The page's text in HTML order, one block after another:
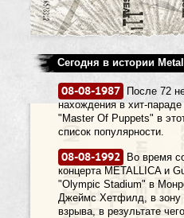
Сегодня в истории
08-08-1987
После 72
нахождения в хит-
"Master Of Puppets" в
список популярности.
08-08-1992
Во время
концерта METALLICA и
"Olympic Stadium" в
Джеймс Хетфилд, в зону
взрыва, в результате